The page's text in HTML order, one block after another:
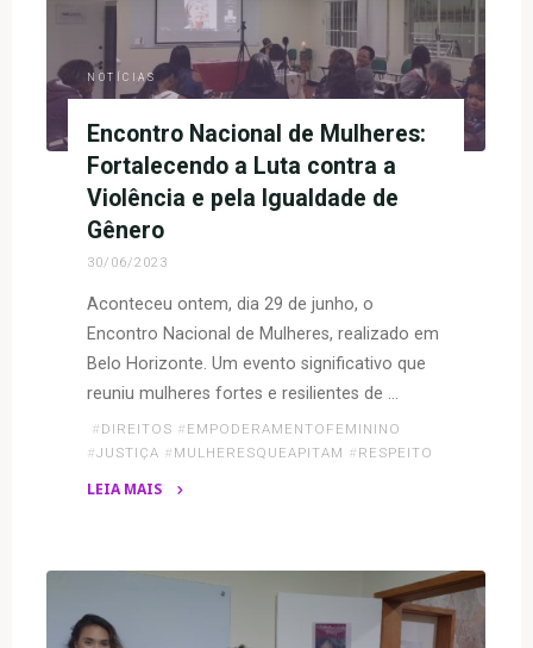
NOTÍCIAS
Encontro Nacional de Mulheres:
Fortalecendo a Luta contra a
Violência e pela Igualdade de
Gênero
30/06/2023
Aconteceu ontem, dia 29 de junho, o
Encontro Nacional de Mulheres, realizado em
Belo Horizonte. Um evento significativo que
reuniu mulheres fortes e resilientes de …
# DIREITOS # EMPODERAMENTOFEMININO
#JUSTIÇA # MULHERESQUEAPITAM # RESPEITO
LEIA MAIS
de
Fortalecendo